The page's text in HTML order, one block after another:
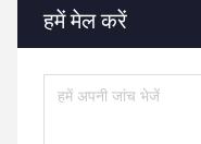
हमें मेल करें